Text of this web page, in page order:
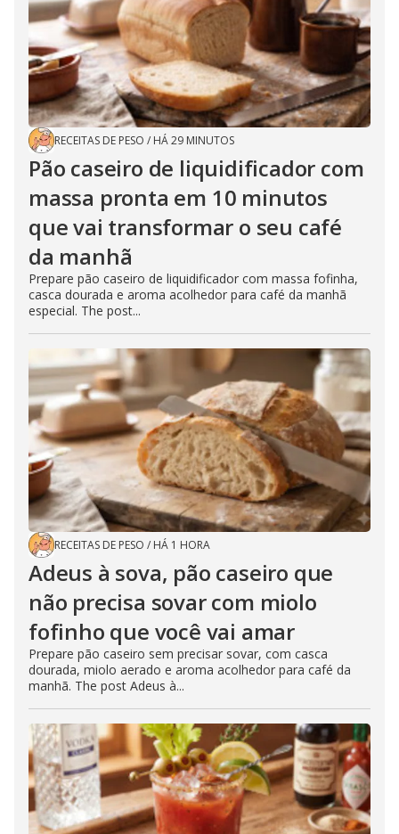
RECEITAS DE PESO / HÁ 29 MINUTOS
Pão caseiro de liquidificador com
massa pronta em 10 minutos
que vai transformar o seu café
da manhã
Prepare pão caseiro de liquidificador com massa fofinha,
casca dourada e aroma acolhedor para café da manhã
especial. The post...
RECEITAS DE PESO / HÁ 1 HORA
Adeus à sova, pão caseiro que
não precisa sovar com miolo
fofinho que você vai amar
Prepare pão caseiro sem precisar sovar, com casca
dourada, miolo aerado e aroma acolhedor para café da
manhã. The post Adeus à...